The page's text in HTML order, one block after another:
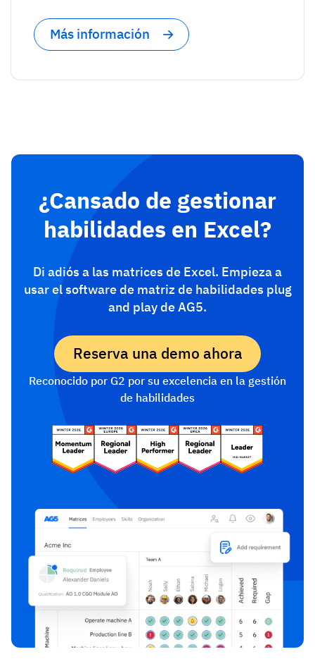
Más información
¿Cansado de gestionar
habilidades en Excel?
Di adiós a las matrices de Excel. Empieza a
usar el software de matriz de habilidades plug
and play de AG5.
Reserva una demo ahora
Reconocido por G2 por su excelencia en la gestión
de habilidades